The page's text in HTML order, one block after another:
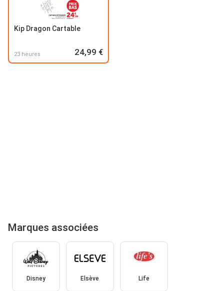
Kip Dragon Cartable
23 heures 24,99 €
Marques associées
Disney Elsève Life